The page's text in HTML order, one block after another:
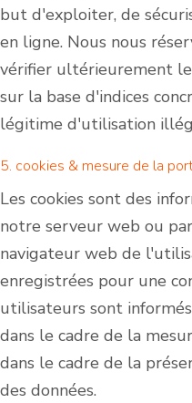
but d'exploiter, de
en ligne. Nous nous
vérifier ultérieurement
sur la base d'indices
légitime d'utilisation
5. cookies & mesure de la
Les cookies sont des
notre serveur web ou
navigateur web de
enregistrées pour une
utilisateurs sont
dans le cadre de la
dans le cadre de la
des données.